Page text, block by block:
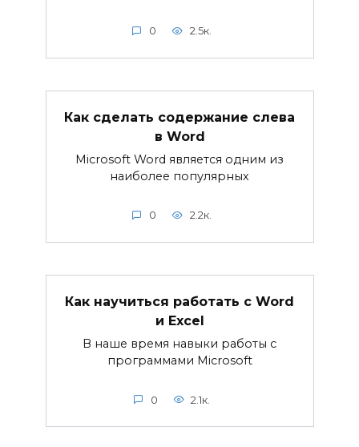
0 2.5к.
Как сделать содержание слева
в Word
Microsoft Word является одним из
наиболее популярных
0 2.2к.
Как научиться работать с Word
и Excel
В наше время навыки работы с
программами Microsoft
0 2.1к.